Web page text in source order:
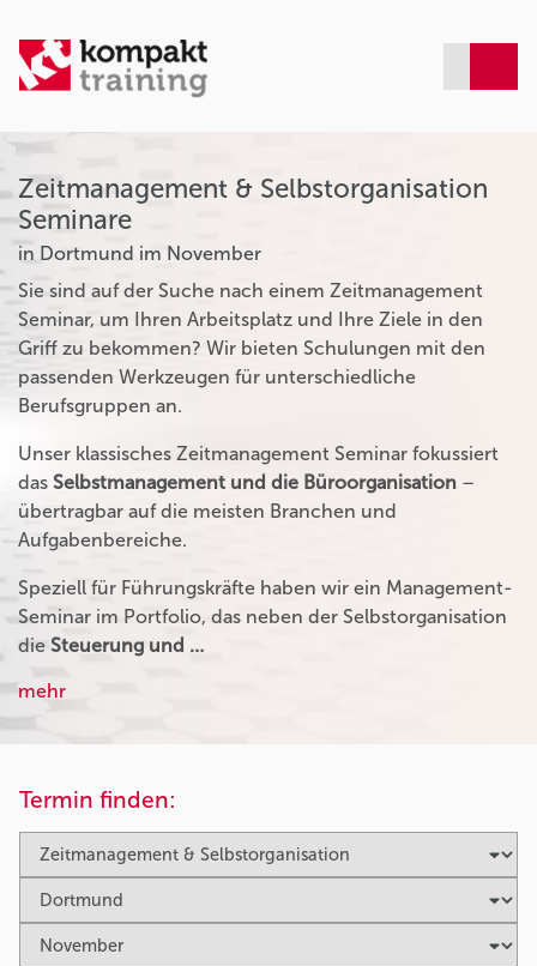
Zeitmanagement & Selbstorganisation
Seminare
in Dortmund im November
Sie sind auf der Suche nach einem Zeitmanagement
Seminar, um Ihren Arbeitsplatz und Ihre Ziele in den
Griff zu bekommen? Wir bieten Schulungen mit den
passenden Werkzeugen für unterschiedliche
Berufsgruppen an.
Unser klassisches Zeitmanagement Seminar fokussiert
das Selbstmanagement und die Büroorganisation –
übertragbar auf die meisten Branchen und
Aufgabenbereiche.
Speziell für Führungskräfte haben wir ein Management-
Seminar im Portfolio, das neben der Selbstorganisation
die Steuerung und …
mehr
Termin finden: